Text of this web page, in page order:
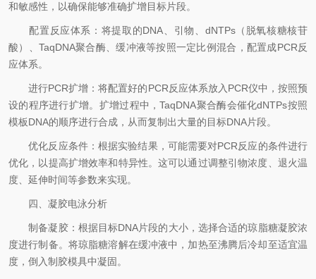
和敏感性，以确保能够准确扩增目标片段。
配置反应体系：将提取的DNA、引物、dNTPs（脱氧核糖核苷
酸）、TaqDNA聚合酶、缓冲液等按照一定比例混合，配置成PCR反
应体系。
进行PCR扩增：将配置好的PCR反应体系放入PCR仪中，按照预
设的程序进行扩增。扩增过程中，TaqDNA聚合酶会催化dNTPs按照
模板DNA的顺序进行合成，从而复制出大量的目标DNA片段。
优化反应条件：根据实验结果，可能需要对PCR反应的条件进行
优化，以提高扩增效率和特异性。这可以通过调整引物浓度、退火温
度、延伸时间等参数来实现。
四、凝胶电泳分析
制备凝胶：根据目标DNA片段的大小，选择合适的琼脂糖凝胶浓
度进行制备。将琼脂糖溶解在缓冲液中，加热至沸腾后冷却至适宜温
度，倒入制胶模具中凝固。